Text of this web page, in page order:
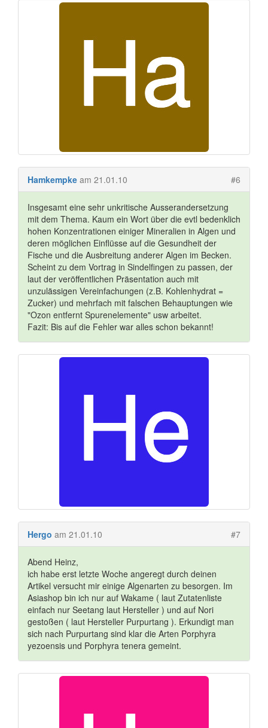
Hamkempke am 21.01.10 #6
Insgesamt eine sehr unkritische Ausserandersetzung
mit dem Thema. Kaum ein Wort über die evtl bedenklich
hohen Konzentrationen einiger Mineralien in Algen und
deren möglichen Einflüsse auf die Gesundheit der
Fische und die Ausbreitung anderer Algen im Becken.
Scheint zu dem Vortrag in Sindelfingen zu passen, der
laut der veröffentlichen Präsentation auch mit
unzulässigen Vereinfachungen (z.B. Kohlenhydrat =
Zucker) und mehrfach mit falschen Behauptungen wie
"Ozon entfernt Spurenelemente" usw arbeitet.
Fazit: Bis auf die Fehler war alles schon bekannt!
Hergo am 21.01.10 #7
Abend Heinz,
ich habe erst letzte Woche angeregt durch deinen
Artikel versucht mir einige Algenarten zu besorgen. Im
Asiashop bin ich nur auf Wakame ( laut Zutatenliste
einfach nur Seetang laut Hersteller ) und auf Nori
gestoßen ( laut Hersteller Purpurtang ). Erkundigt man
sich nach Purpurtang sind klar die Arten Porphyra
yezoensis und Porphyra tenera gemeint.